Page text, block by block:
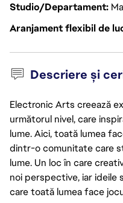
Studio/Departament
Aranjament flexibil de
Descriere și
Electronic Arts creează
următorul nivel, care
lume. Aici, toată lumea
dintr-o comunitate care
lume. Un loc în care
noi perspective, iar ideile
care toată lumea face